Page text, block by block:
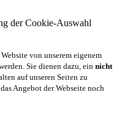
der Cookie-Auswahl
von unserem eigenem
Sie dienen dazu, ein nicht
auf unseren Seiten zu
Angebot der Webseite noch